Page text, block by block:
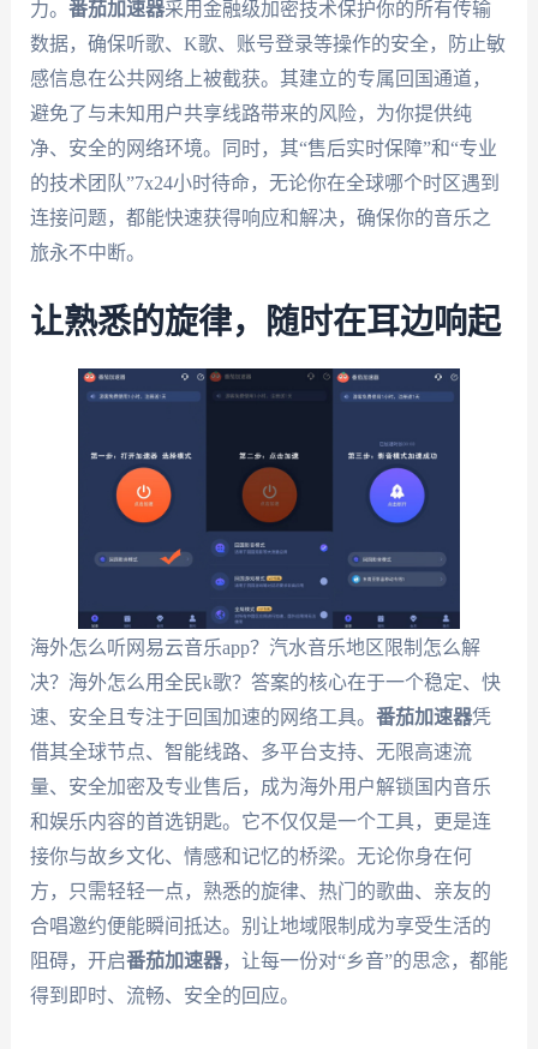
力。 番茄加速器采用金融级加密技术保护你的所有传输
数据，确保听歌、K歌、账号登录等操作的安全，防止敏
感信息在公共网络上被截获。其建立的专属回国通道，
避免了与未知用户共享线路带来的风险，为你提供纯
净、安全的网络环境。同时，其“售后实时保障”和“专业
的技术团队”7x24小时待命，无论你在全球哪个时区遇到
连接问题，都能快速获得响应和解决，确保你的音乐之
旅永不中断。
让熟悉的旋律，随时在耳边响起
海外怎么听网易云音乐app？汽水音乐地区限制怎么解
决？海外怎么用全民k歌？答案的核心在于一个稳定、快
速、安全且专注于回国加速的网络工具。 番茄加速器凭
借其全球节点、智能线路、多平台支持、无限高速流
量、安全加密及专业售后，成为海外用户解锁国内音乐
和娱乐内容的首选钥匙。它不仅仅是一个工具，更是连
接你与故乡文化、情感和记忆的桥梁。无论你身在何
方，只需轻轻一点，熟悉的旋律、热门的歌曲、亲友的
合唱邀约便能瞬间抵达。别让地域限制成为享受生活的
阻碍，开启番茄加速器，让每一份对“乡音”的思念，都能
得到即时、流畅、安全的回应。